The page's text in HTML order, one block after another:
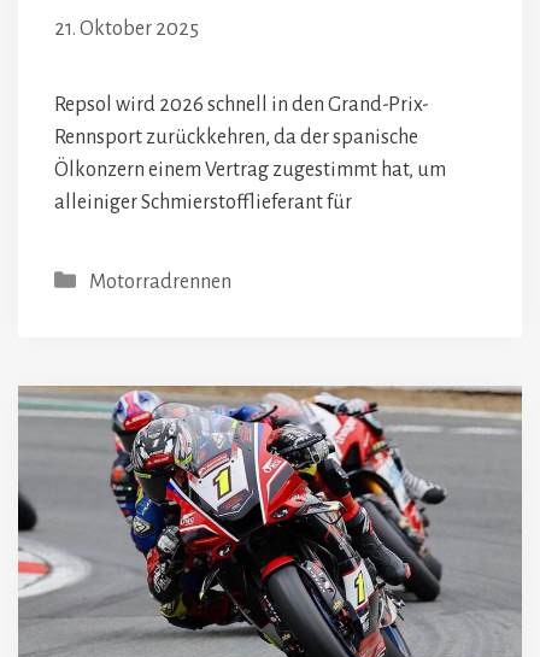
21. Oktober 2025
Repsol wird 2026 schnell in den Grand-Prix-
Rennsport zurückkehren, da der spanische
Ölkonzern einem Vertrag zugestimmt hat, um
alleiniger Schmierstofflieferant für
Kategorien
Motorradrennen